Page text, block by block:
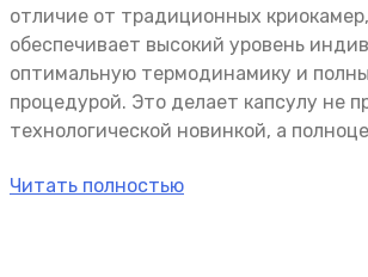
отличие от традиционных криокамер,
обеспечивает высокий уровень
оптимальную термодинамику и
процедурой. Это делает капсулу не
технологической новинкой, а
Читать полностью